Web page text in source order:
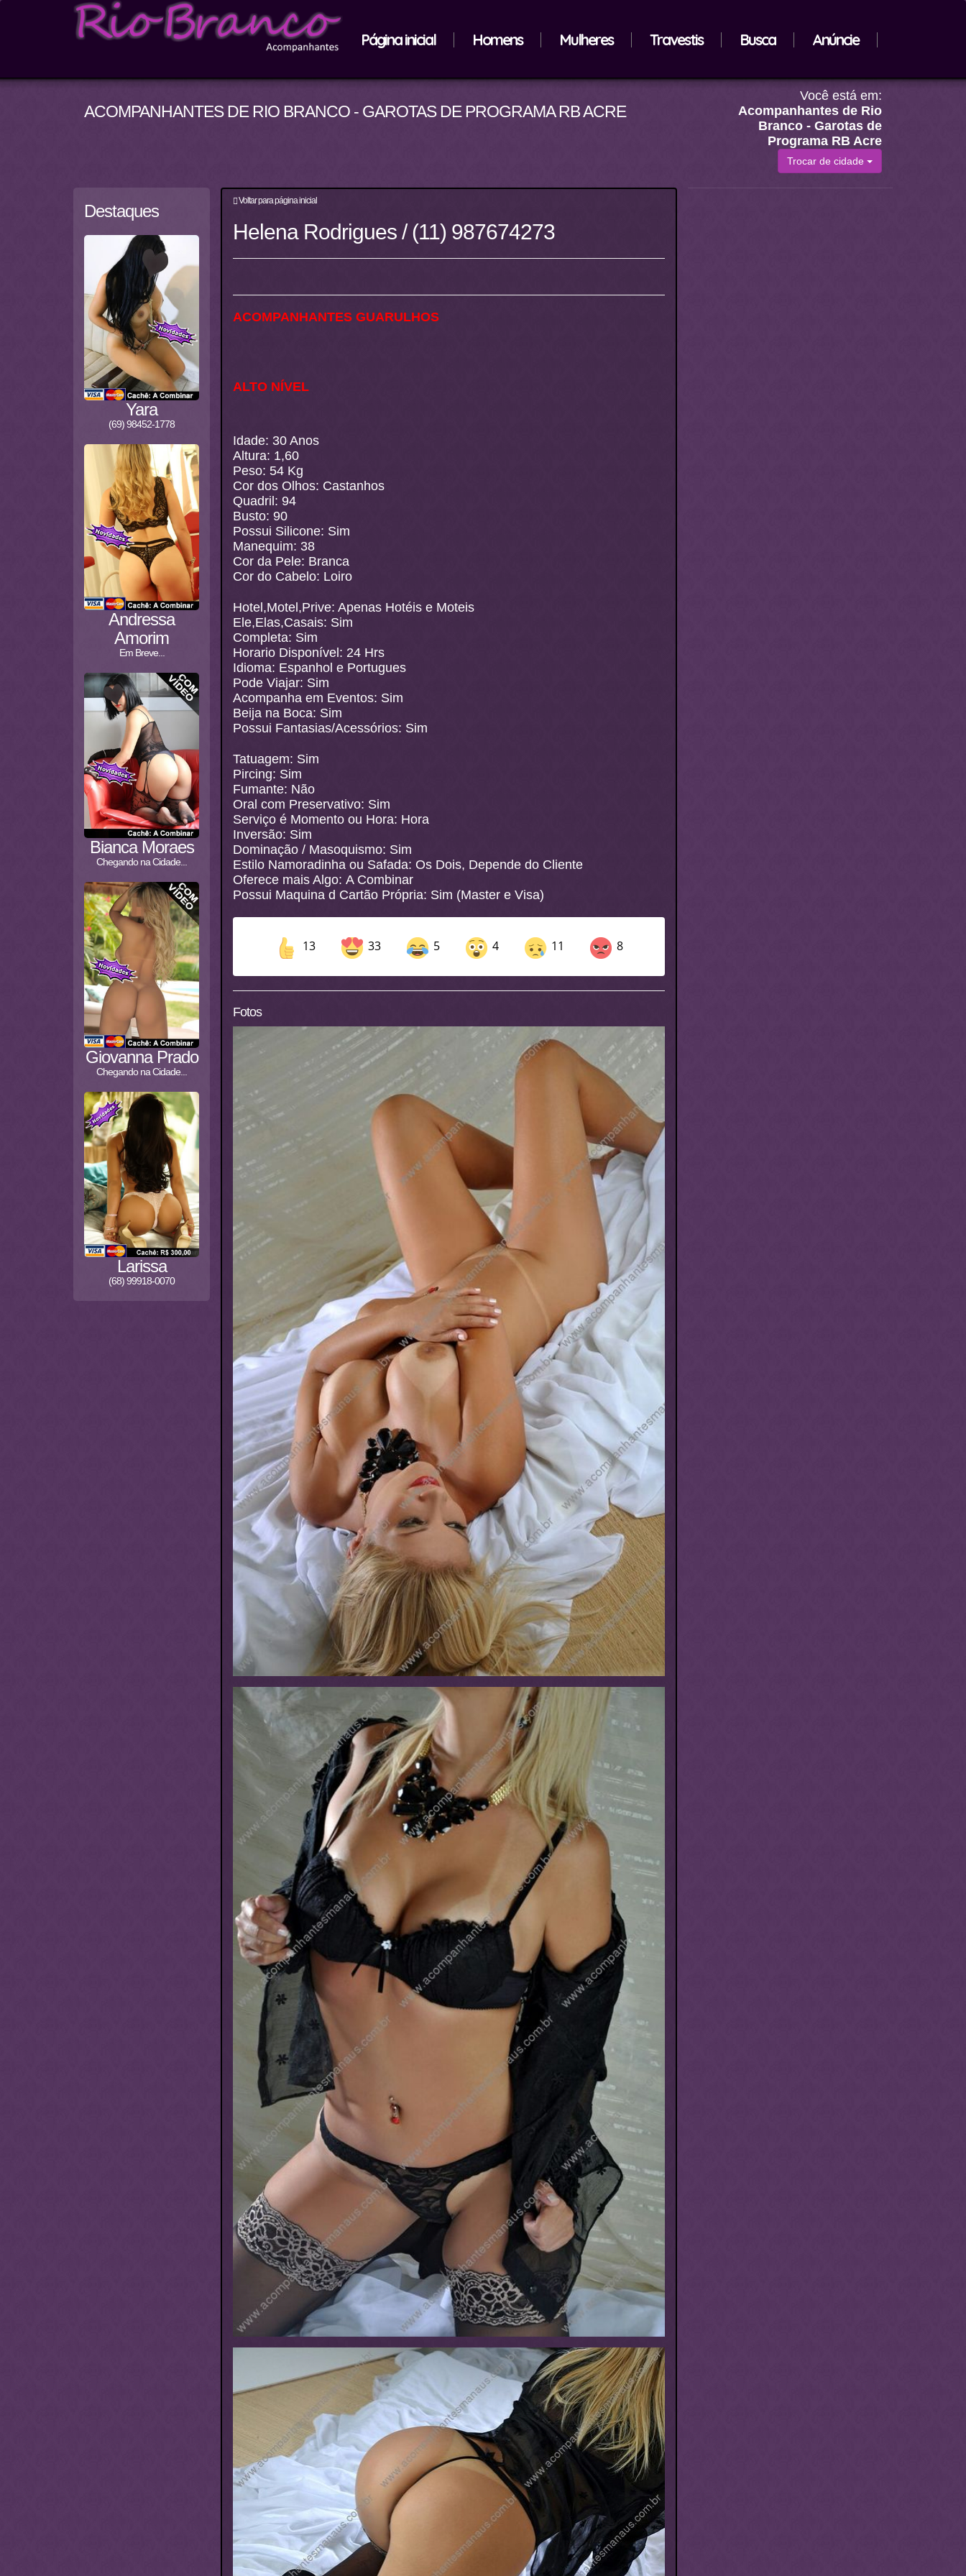
Página inicial Homens Mulheres Travestis Busca Anúncie
ACOMPANHANTES DE RIO BRANCO - GAROTAS DE PROGRAMA RB ACRE
Você está em:
Acompanhantes de Rio
Branco - Garotas de
Programa RB Acre
Trocar de cidade
Destaques
Yara
(69) 98452-1778
Andressa
Amorim
Em Breve...
Bianca Moraes
Chegando na Cidade...
Giovanna Prado
Chegando na Cidade...
Larissa
(68) 99918-0070
Voltar para página inicial
Helena Rodrigues / (11) 987674273
ACOMPANHANTES GUARULHOS
ALTO NÍVEL
Idade: 30 Anos
Altura: 1,60
Peso: 54 Kg
Cor dos Olhos: Castanhos
Quadril: 94
Busto: 90
Possui Silicone: Sim
Manequim: 38
Cor da Pele: Branca
Cor do Cabelo: Loiro
Hotel,Motel,Prive: Apenas Hotéis e Moteis
Ele,Elas,Casais: Sim
Completa: Sim
Horario Disponível: 24 Hrs
Idioma: Espanhol e Portugues
Pode Viajar: Sim
Acompanha em Eventos: Sim
Beija na Boca: Sim
Possui Fantasias/Acessórios: Sim
Tatuagem: Sim
Pircing: Sim
Fumante: Não
Oral com Preservativo: Sim
Serviço é Momento ou Hora: Hora
Inversão: Sim
Dominação / Masoquismo: Sim
Estilo Namoradinha ou Safada: Os Dois, Depende do Cliente
Oferece mais Algo: A Combinar
Possui Maquina d Cartão Própria: Sim (Master e Visa)
13 33 5 4 11 8
Fotos